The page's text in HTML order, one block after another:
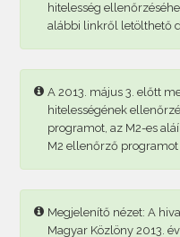
hitelesség
alábbi linkről letölthető
A 2013. május 3. előtt
hitelességének
programot, az M2-es
M2 ellenőrző programot
Megjelenítő nézet: A
Magyar Közlöny 2013.